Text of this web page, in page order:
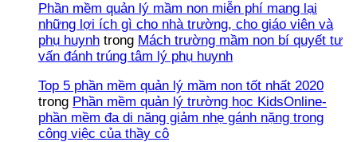
Phần mềm quản lý mầm non miễn phí mang lại
những lợi ích gì cho nhà trường, cho giáo viên và
phụ huynh trong Mách trường mầm non bí quyết tư
vấn đánh trúng tâm lý phụ huynh
Top 5 phần mềm quản lý mầm non tốt nhất 2020
trong Phần mềm quản lý trường học KidsOnline-
phần mềm đa di năng giảm nhẹ gánh nặng trong
công việc của thầy cô